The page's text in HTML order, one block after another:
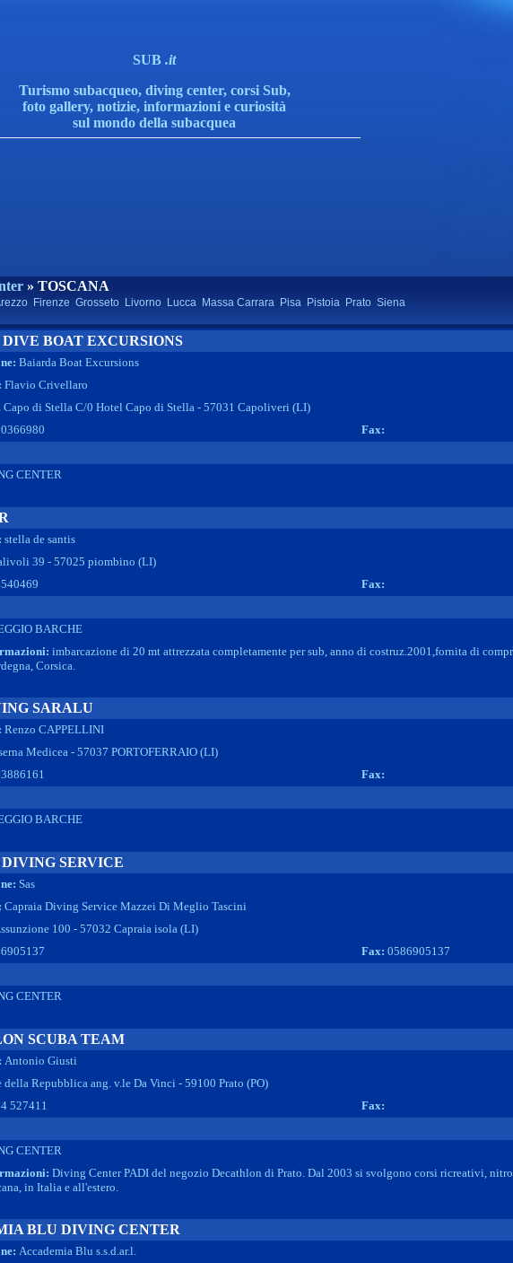
SUB .it
Turismo subacqueo, diving center, corsi Sub,
foto gallery, notizie, informazioni e curiosità
sul mondo della subacquea
» TOSCANA
Firenze Grosseto Livorno Lucca Massa Carrara Pisa Pistoia Prato Siena
BOAT EXCURSIONS
Baiarda Boat Excursions
Flavio Crivellaro
Capo di Stella C/0 Hotel Capo di Stella - 57031 Capoliveri (LI)
Fax:
CENTER
stella de santis
39 - 57025 piombino (LI)
Fax:
BARCHE
imbarcazione di 20 mt attrezzata completamente per sub, anno di costruz.2001,fornita di
Corsica.
SARALU
Renzo CAPPELLINI
Medicea - 57037 PORTOFERRAIO (LI)
Fax:
BARCHE
SERVICE
Sas
Capraia Diving Service Mazzei Di Meglio Tascini
100 - 57032 Capraia isola (LI)
Fax: 0586905137
CENTER
SCUBA TEAM
Antonio Giusti
della Repubblica ang. v.le Da Vinci - 59100 Prato (PO)
527411
Fax:
CENTER
Diving Center PADI del negozio Decathlon di Prato. Dal 2003 si svolgono corsi ricreativi,
in Italia e all'estero.
BLU DIVING CENTER
Accademia Blu s.s.d.ar.l.